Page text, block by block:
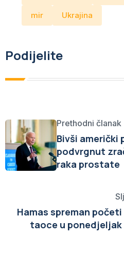
mir Ukrajina
Podijelite
Prethodni članak
Bivši američki
podvrgnut
raka prostate
Hamas spreman
taoce u